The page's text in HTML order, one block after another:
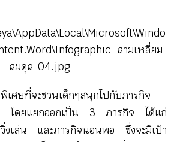
เศษที่จะชวนเด็กๆสนุกไปกับภารกิจ
โดยแยกออกเป็น 3 ภารกิจ ได้แก่
เล่น และภารกิจนอนพอ ซึ่งจะมีเป้า